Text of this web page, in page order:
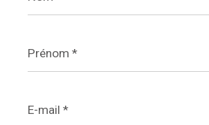
*
mail
*